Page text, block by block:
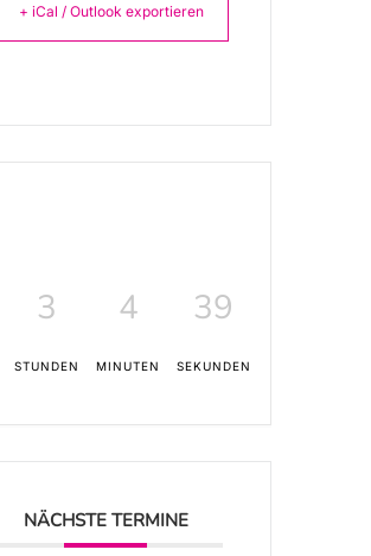
+ iCal / Outlook exportieren
3
STUNDEN
4
MINUTEN
39
SEKUNDEN
NÄCHSTE TERMINE